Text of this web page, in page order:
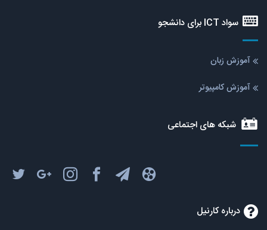
سواد ICT برای دانشجو
آموزش زبان
آموزش کامپیوتر
شبکه های اجتماعی
درباره کارنیل